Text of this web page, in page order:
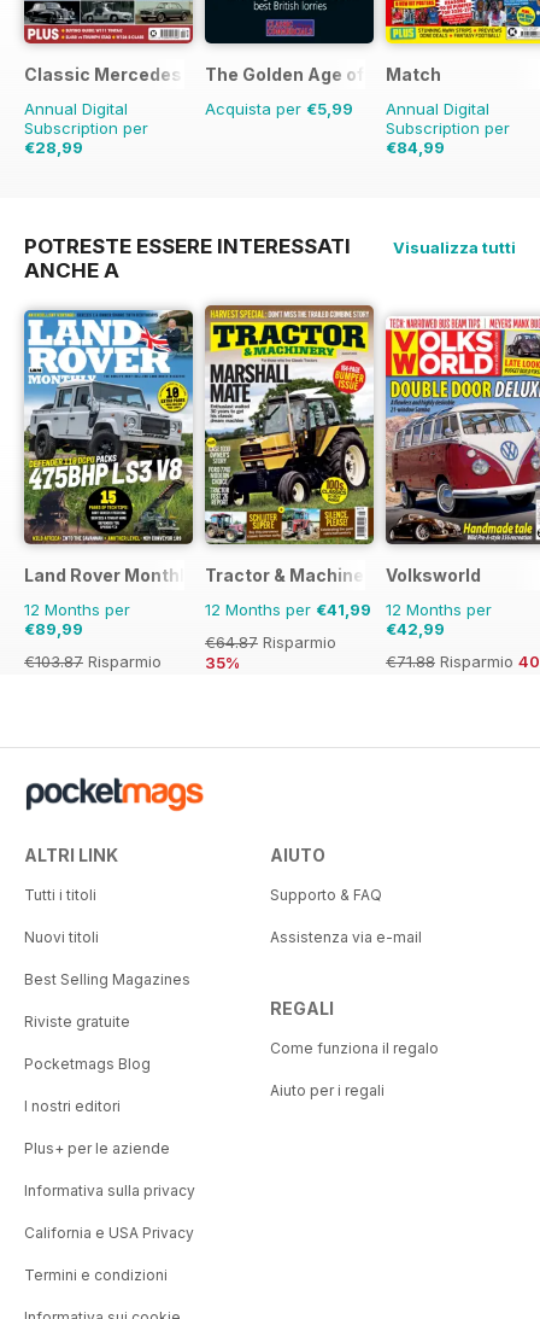
Classic Mercedes
Annual Digital
Subscription per
€28,99
The Golden Age of Trucking
Acquista per €5,99
Match
Annual Digital
Subscription per
€84,99
POTRESTE ESSERE INTERESSATI
ANCHE A
Visualizza tutti
Land Rover Monthly
12 Months per
€89,99
€103.87 Risparmio
Tractor & Machinery
12 Months per €41,99
€64.87 Risparmio
35%
Volksworld
12 Months per
€42,99
€71.88 Risparmio
ALTRI LINK
Tutti i titoli
Nuovi titoli
Best Selling Magazines
Riviste gratuite
Pocketmags Blog
I nostri editori
Plus+ per le aziende
Informativa sulla privacy
California e USA Privacy
Termini e condizioni
AIUTO
Supporto & FAQ
Assistenza via e-mail
REGALI
Come funziona il regalo
Aiuto per i regali